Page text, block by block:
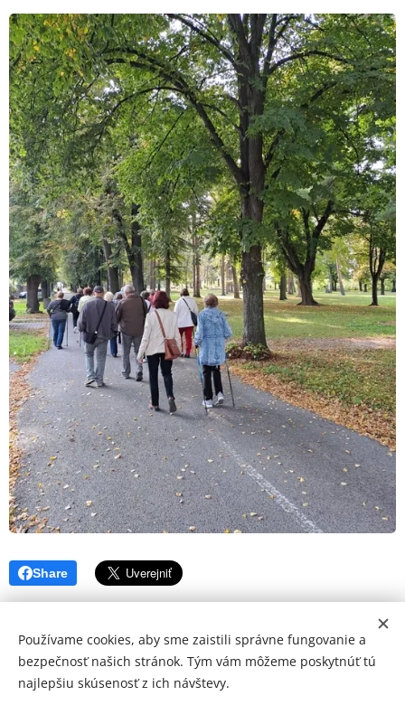
Share
© 2026 Mediálna a kultúrna spoločnosť Topoľčany, s.r.o.
Používame cookies, aby sme zaistili správne fungovanie a
bezpečnosť našich stránok. Tým vám môžeme poskytnúť tú
najlepšiu skúsenosť z ich návštevy.